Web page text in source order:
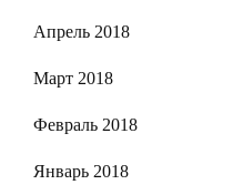
Апрель 2018
Март 2018
Февраль 2018
Январь 2018